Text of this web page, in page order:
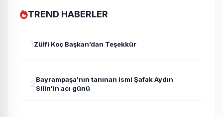
TREND HABERLER
1Zülfi Koç Başkan’dan Teşekkür
2Bayrampaşa'nın tanınan ismi Şafak Aydın
Silin'in acı günü